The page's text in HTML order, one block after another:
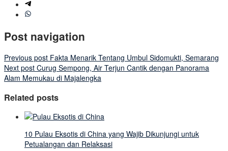
Post navigation
Previous post Fakta Menarik Tentang Umbul Sidomukti, Semarang
Next post Curug Sempong, Air Terjun Cantik dengan Panorama
Alam Memukau di Majalengka
Related posts
10 Pulau Eksotis di China yang Wajib Dikunjungi untuk
Petualangan dan Relaksasi